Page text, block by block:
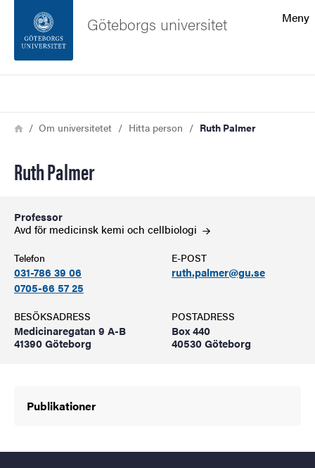
Sidfoten
Meny
Göteborgs universitet
Länkstig
HemOm universitetet Hitta person Ruth Palmer
Ruth Palmer
Professor
Avd för medicinsk kemi och cellbiologi
Telefon
031-786 39 06
0705-66 57 25
E-POST
ruth.palmer@gu.se
BESÖKSADRESS
Medicinaregatan 9 A-B
41390 Göteborg
POSTADRESS
Box 440
40530 Göteborg
Publikationer